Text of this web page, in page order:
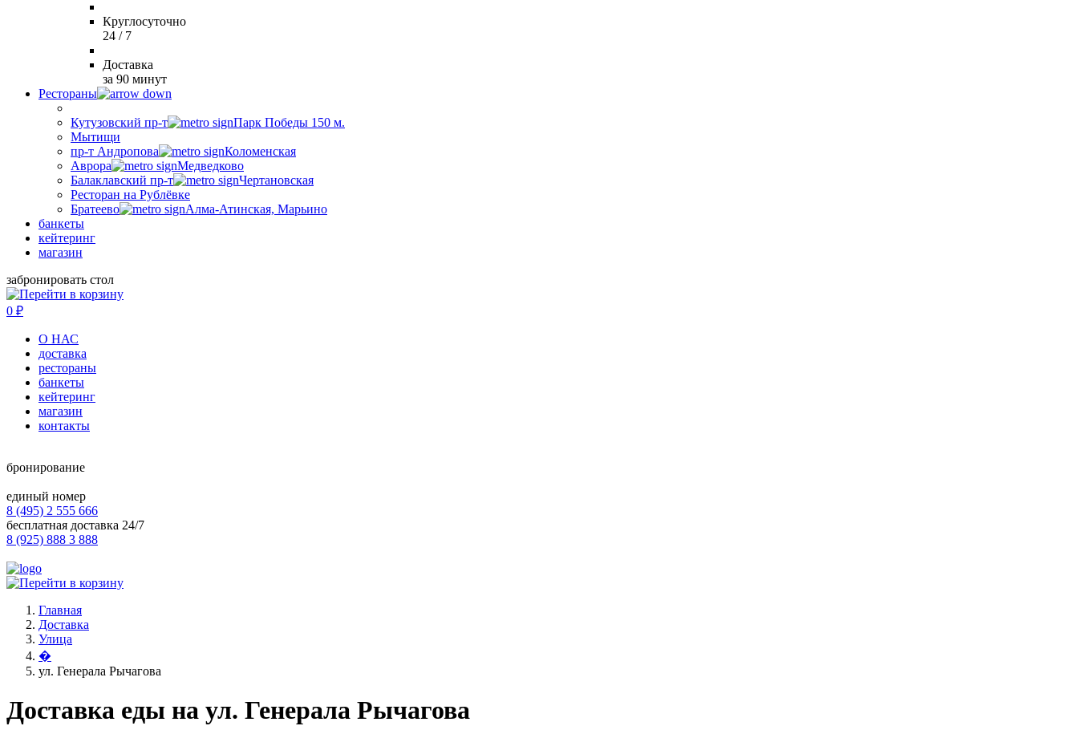
Круглосуточно
24 / 7
Доставка
за 90 минут
Рестораны
Кутузовский пр-т
Парк Победы 150 м.
Мытищи
пр-т Андропова
Коломенская
Аврора
Медведково
Балаклавский пр-т
Чертановская
Ресторан на Рублёвке
Братеево
Алма-Атинская, Марьино
банкеты
кейтеринг
магазин
забронировать стол
0 ₽
О НАС
доставка
рестораны
банкеты
кейтеринг
магазин
контакты
бронирование
единый номер
8 (495) 2 555 666
бесплатная доставка 24/7
8 (925) 888 3 888
Главная
Доставка
Улица
�
ул. Генерала Рычагова
Доставка еды на ул. Генерала Рычагова